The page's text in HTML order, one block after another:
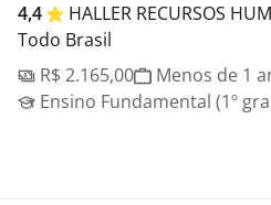
4,4 HALLER RECURSOS
Todo Brasil
R$ 2.165,00
Menos de 1
Ensino Fundamental (1º